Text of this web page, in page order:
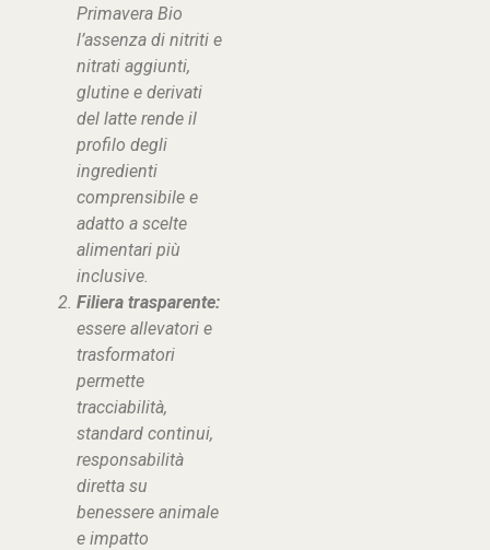
Primavera Bio
l’assenza di nitriti e
nitrati aggiunti,
glutine e derivati
del latte rende il
profilo degli
ingredienti
comprensibile e
adatto a scelte
alimentari più
inclusive.
Filiera trasparente:
essere allevatori e
trasformatori
permette
tracciabilità,
standard continui,
responsabilità
diretta su
benessere animale
e impatto